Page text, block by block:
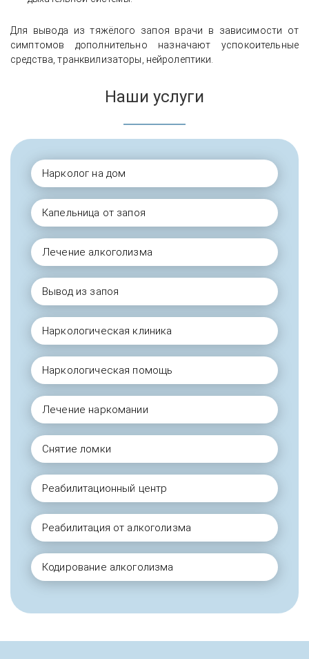
Для вывода из тяжёлого запоя врачи в зависимости от
симптомов дополнительно назначают успокоительные
средства, транквилизаторы, нейролептики.
Наши услуги
Нарколог на дом
Капельница от запоя
Лечение алкоголизма
Вывод из запоя
Наркологическая клиника
Наркологическая помощь
Лечение наркомании
Снятие ломки
Реабилитационный центр
Реабилитация от алкоголизма
Кодирование алкоголизма